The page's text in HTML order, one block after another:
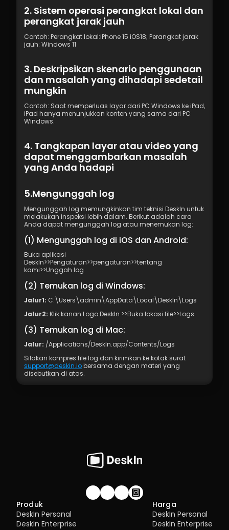
2. Sistem operasi perangkat lokal dan
perangkat jarak jauh
Contoh: Perangkat lokal:iPhone 15 iOS18; Perangkat jarak
jauh: Windows 11
3. Deskripsikan skenario penggunaan
dan masalah yang dihadapi sedetail
mungkin
Contoh: Saat memperluas layar dari PC Windows ke iPad,
iPad hanya menunjukkan konten yang sama dari PC
Windows.
4. Tangkapan layar atau video yang
dapat menggambarkan masalah
yang Anda hadapi
5.Mengunggah log
Mengunggah log memungkinkan tim teknisi DeskIn untuk
melakukan inspeksi lebih dalam. Berikut adalah cara
Anda dapat mengunggah log atau menemukan log:
(1) Mengunggah log di iOS dan Android:
Buka aplikasi
DeskIn>>Pengaturan>>pengaturan>>tentang
kami>>Unggah log
(2) Temukan log di Windows:
Jalur1: C:\Users\admin\AppData\Local\DeskIn\Logs
Jalur2: Klik kanan Logo DeskIn >>Buka lokasi file>>Logs
(3) Temukan log di Mac:
Jalur: /Applications/Deskln.app/Contents/Logs
support@deskin.io bersama dengan materi yang
disebutkan di atas.
Gabung komunitas!
Produk
DeskIn Personal
DeskIn Enterprise
Harga
DeskIn Personal
DeskIn Enterprise